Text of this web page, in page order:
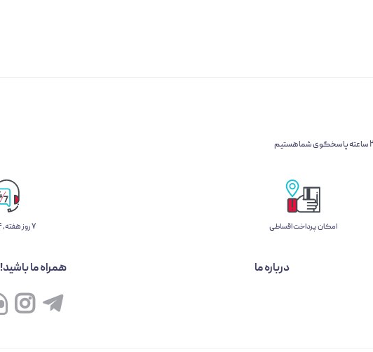
امکان پرداخت اقساطی ۷ روز ﻫﻔﺘﻪ، ۲۴ ﺳﺎﻋﺘﻪ
درباره ما
همراه ما باشید!